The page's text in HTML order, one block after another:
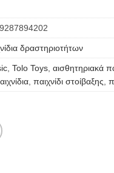
δραστηριοτήτων
Tolo Toys αισθητηριακά
παιχνίδι στοίβαξης